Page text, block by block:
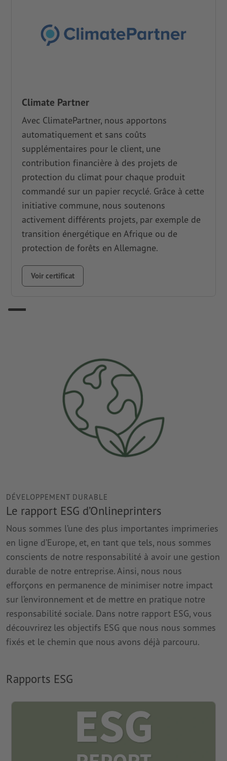
DÉVELOPPEMENT DURABLE
Le rapport ESG d’Onlineprinters
Nous sommes l’une des plus importantes imprimeries
en ligne d’Europe, et, en tant que tels, nous sommes
conscients de notre responsabilité à avoir une gestion
durable de notre entreprise. Ainsi, nous nous
efforçons en permanence de minimiser notre impact
sur l’environnement et de mettre en pratique notre
responsabilité sociale. Dans notre rapport ESG, vous
découvrirez les objectifs ESG que nous nous sommes
fixés et le chemin que nous avons déjà parcouru.
Rapports ESG
Climate Partner
Avec ClimatePartner, nous apportons
automatiquement et sans coûts
supplémentaires pour le client, une
contribution financière à des projets de
protection du climat pour chaque produit
commandé sur un papier recyclé. Grâce à cette
initiative commune, nous soutenons
activement différents projets, par exemple de
transition énergétique en Afrique ou de
protection de forêts en Allemagne.
Voir certificat